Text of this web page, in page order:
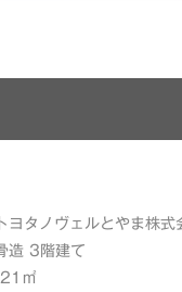
ヨタノヴェルとやま株式
造 3階建て
㎡